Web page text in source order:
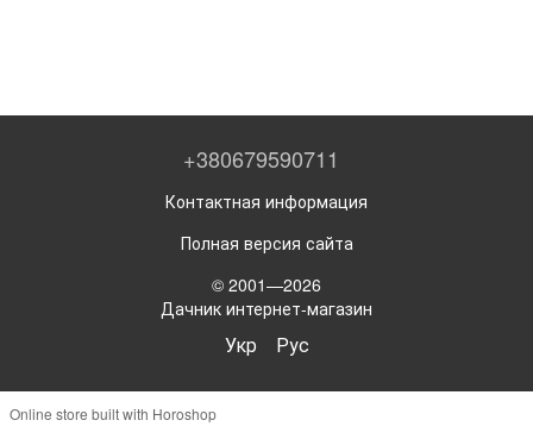
+380679590711
Контактная информация
Полная версия сайта
© 2001—2026
Дачник интернет-магазин
Укр Рус
Online store built with Horoshop